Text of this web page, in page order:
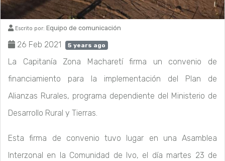
Escrito por: Equipo de comunicación
26 Feb 2021 5 years ago
La Capitanía Zona Macharetí firma un convenio de
financiamiento para la implementación del Plan de
Alianzas Rurales, programa dependiente del Ministerio de
Desarrollo Rural y Tierras.
Esta firma de convenio tuvo lugar en una Asamblea
Interzonal en la Comunidad de Ivo, el día martes 23 de